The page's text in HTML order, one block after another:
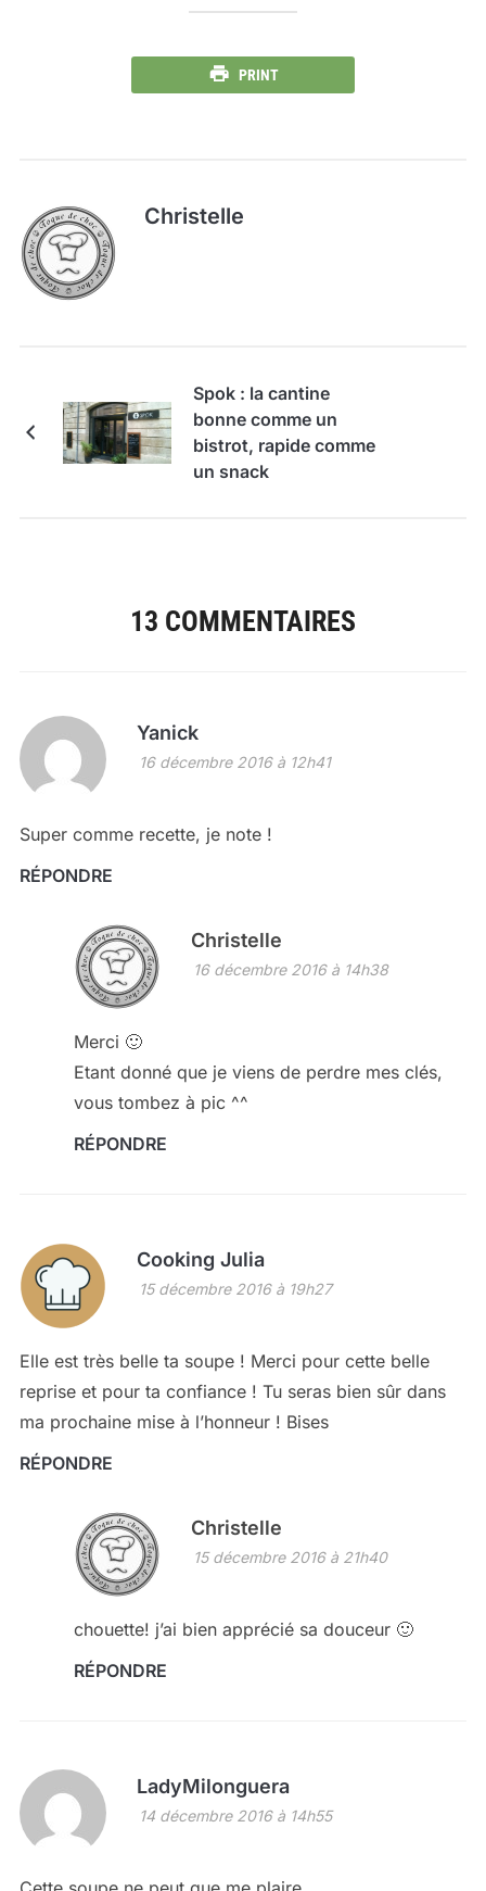
PRINT
Christelle
Spok : la cantine
bonne comme un
bistrot, rapide comme
un snack
13 COMMENTAIRES
Yanick
16 décembre 2016 à 12h41
Super comme recette, je note !
RÉPONDRE
Christelle
16 décembre 2016 à 14h38
Merci 🙂
Etant donné que je viens de perdre mes clés,
vous tombez à pic ^^
RÉPONDRE
Cooking Julia
15 décembre 2016 à 19h27
Elle est très belle ta soupe ! Merci pour cette belle
reprise et pour ta confiance ! Tu seras bien sûr dans
ma prochaine mise à l’honneur ! Bises
RÉPONDRE
Christelle
15 décembre 2016 à 21h40
chouette! j’ai bien apprécié sa douceur 🙂
RÉPONDRE
LadyMilonguera
14 décembre 2016 à 14h55